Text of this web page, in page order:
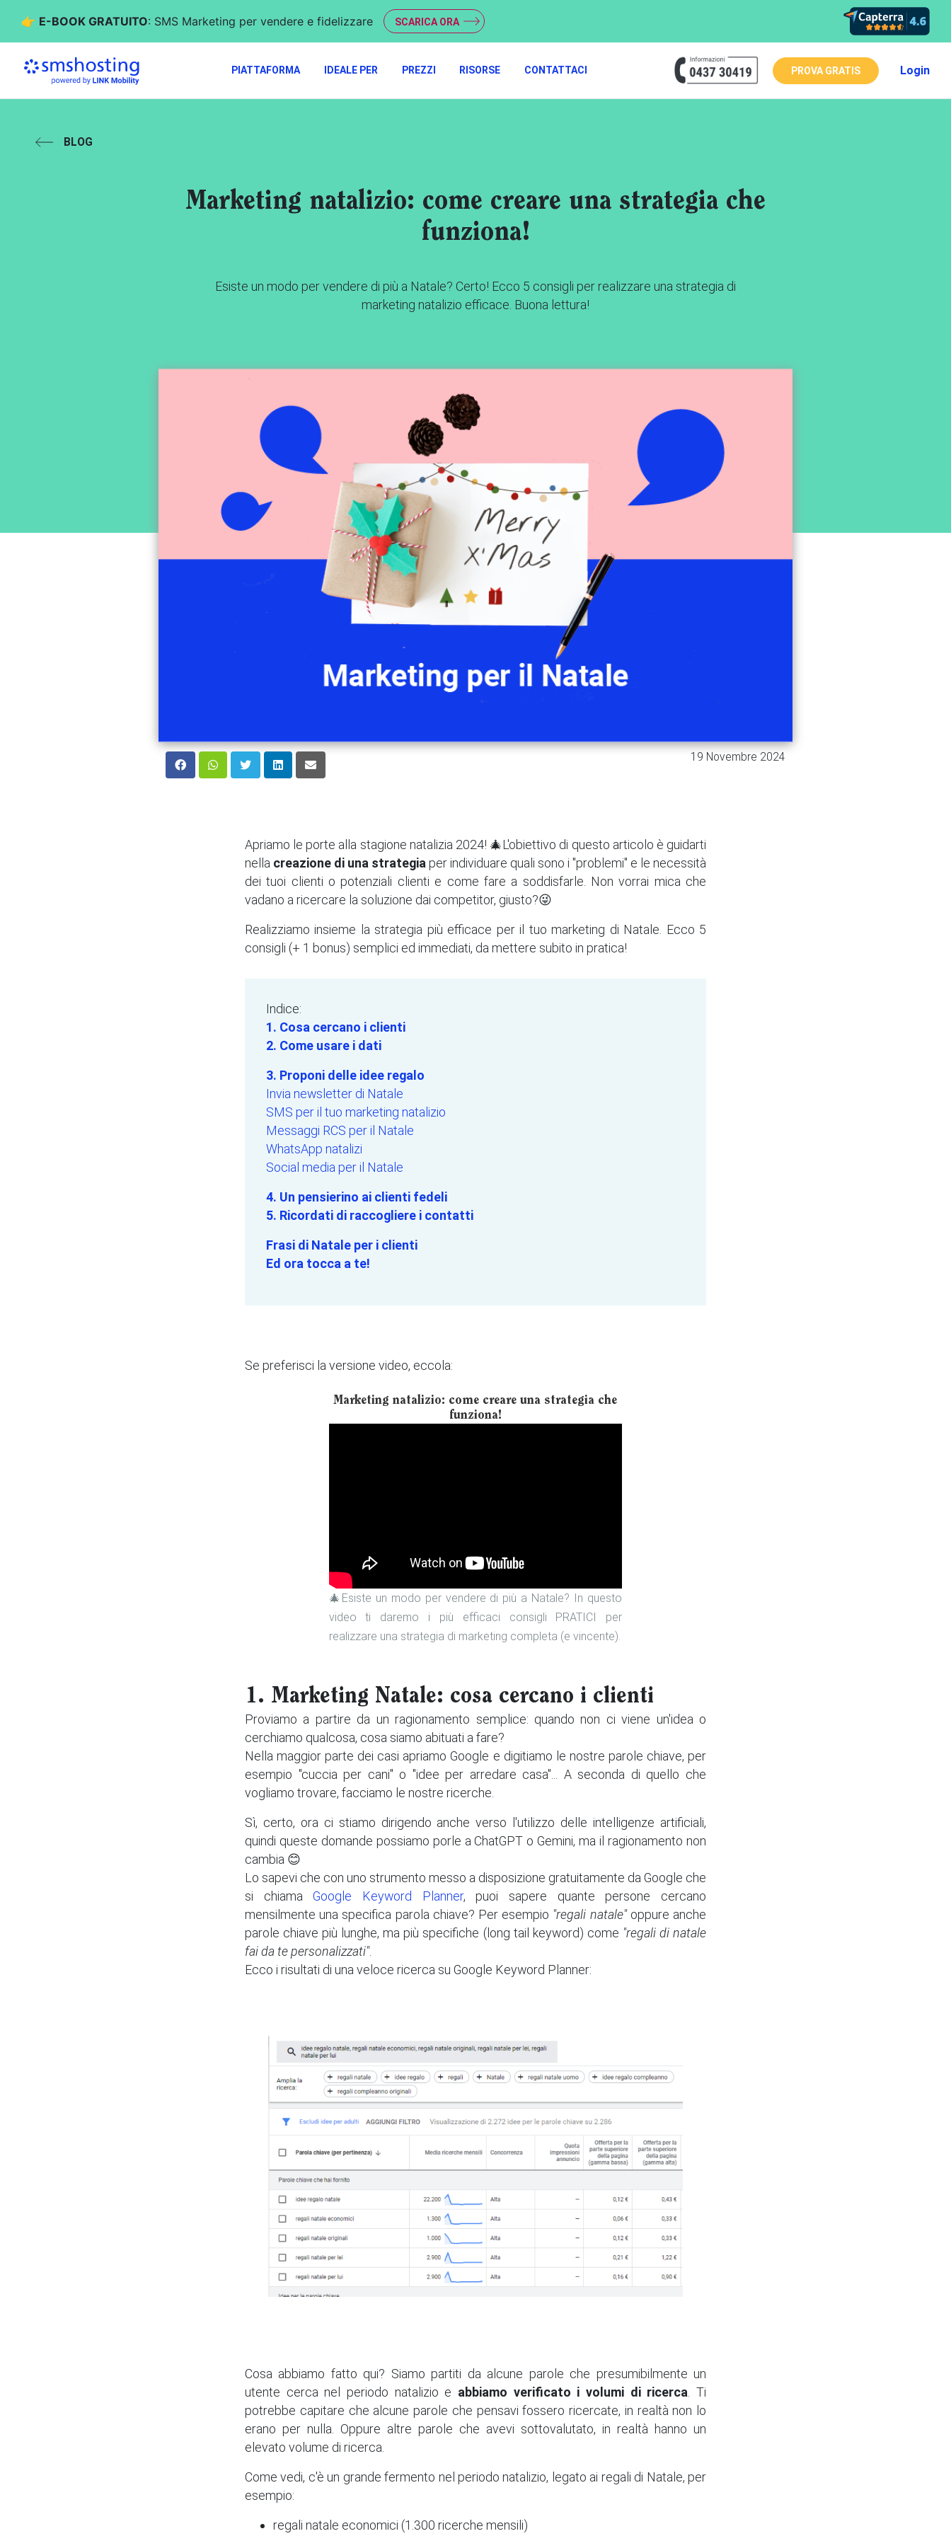
👉 E-BOOK GRATUITO: SMS Marketing per vendere e fidelizzare SCARICA ORA
PIATTAFORMA IDEALE PER PREZZI RISORSE CONTATTACI PROVA GRATIS Login
BLOG
Marketing natalizio: come creare una strategia che
funziona!
Esiste un modo per vendere di più a Natale? Certo! Ecco 5 consigli per realizzare una strategia di
marketing natalizio efficace. Buona lettura!
19 Novembre 2024
Apriamo le porte alla stagione natalizia 2024! 🎄L'obiettivo di questo articolo è guidarti
nella creazione di una strategia per individuare quali sono i "problemi" e le necessità
dei tuoi clienti o potenziali clienti e come fare a soddisfarle. Non vorrai mica che
vadano a ricercare la soluzione dai competitor, giusto?😜
Realizziamo insieme la strategia più efficace per il tuo marketing di Natale. Ecco 5
consigli (+ 1 bonus) semplici ed immediati, da mettere subito in pratica!
Indice:
1. Cosa cercano i clienti
2. Come usare i dati
3. Proponi delle idee regalo
Invia newsletter di Natale
SMS per il tuo marketing natalizio
Messaggi RCS per il Natale
WhatsApp natalizi
Social media per il Natale
4. Un pensierino ai clienti fedeli
5. Ricordati di raccogliere i contatti
Frasi di Natale per i clienti
Ed ora tocca a te!
Se preferisci la versione video, eccola:
Marketing natalizio: come creare una strategia che
funziona!
🎄Esiste un modo per vendere di più a Natale? In questo
video ti daremo i più efficaci consigli PRATICI per
realizzare una strategia di marketing completa (e vincente).
1. Marketing Natale: cosa cercano i clienti
Proviamo a partire da un ragionamento semplice: quando non ci viene un'idea o
cerchiamo qualcosa, cosa siamo abituati a fare?
Nella maggior parte dei casi apriamo Google e digitiamo le nostre parole chiave, per
esempio "cuccia per cani" o "idee per arredare casa"... A seconda di quello che
vogliamo trovare, facciamo le nostre ricerche.
Sì, certo, ora ci stiamo dirigendo anche verso l'utilizzo delle intelligenze artificiali,
quindi queste domande possiamo porle a ChatGPT o Gemini, ma il ragionamento non
cambia 😊
Lo sapevi che con uno strumento messo a disposizione gratuitamente da Google che
si chiamaGoogle Keyword Planner, puoi sapere quante persone cercano
mensilmente una specifica parola chiave? Per esempio "regali natale"oppure anche
parole chiave più lunghe, ma più specifiche (long tail keyword) come "regali di natale
fai da te personalizzati".
Ecco i risultati di una veloce ricerca su Google Keyword Planner:
Cosa abbiamo fatto qui? Siamo partiti da alcune parole che presumibilmente un
utente cerca nel periodo natalizio e abbiamo verificato i volumi di ricerca. Ti
potrebbe capitare che alcune parole che pensavi fossero ricercate, in realtà non lo
erano per nulla. Oppure altre parole che avevi sottovalutato, in realtà hanno un
elevato volume di ricerca.
Come vedi, c'è un grande fermento nel periodo natalizio, legato ai regali di Natale, per
esempio:
regali natale economici (1.300 ricerche mensili)